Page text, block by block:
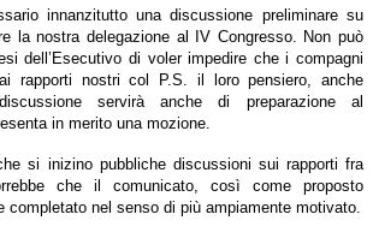
innanzitutto una discussione preliminare su
la nostra delegazione al IV Congresso. Non può
dell’Esecutivo di voler impedire che i compagni
rapporti nostri col P.S. il loro pensiero, anche
servirà anche di preparazione al
in merito una mozione.
si inizino pubbliche discussioni sui rapporti fra
che il comunicato, così come proposto
completato nel senso di più ampiamente motivato.